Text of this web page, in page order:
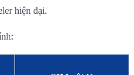
hiện đại.